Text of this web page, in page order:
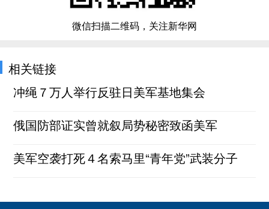
微信扫描二维码，关注新华网
相关链接
冲绳７万人举行反驻日美军基地集会
俄国防部证实曾就叙局势秘密致函美军
美军空袭打死４名索马里“青年党”武装分子